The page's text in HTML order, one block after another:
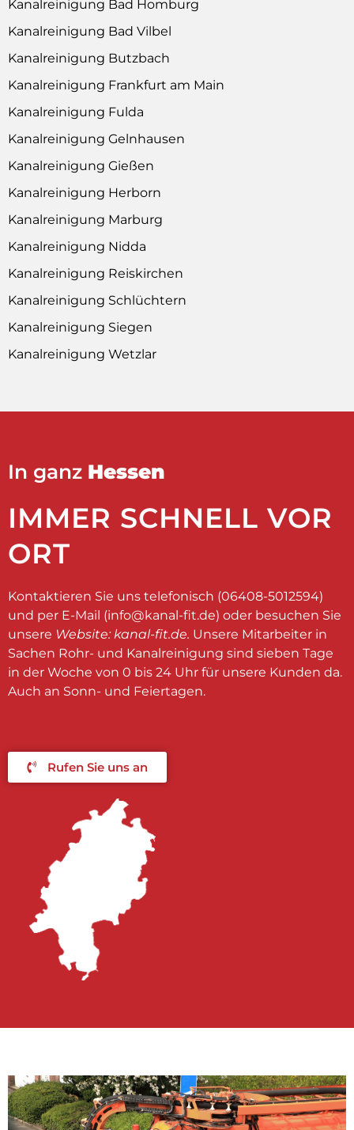
Kanalreinigung Bad Homburg
Kanalreinigung Bad Vilbel
Kanalreinigung Butzbach
Kanalreinigung Frankfurt am Main
Kanalreinigung Fulda
Kanalreinigung Gelnhausen
Kanalreinigung Gießen
Kanalreinigung Herborn
Kanalreinigung Marburg
Kanalreinigung Nidda
Kanalreinigung Reiskirchen
Kanalreinigung Schlüchtern
Kanalreinigung Siegen
Kanalreinigung Wetzlar
In ganz Hessen
IMMER SCHNELL VOR
ORT
Kontaktieren Sie uns telefonisch (06408-5012594)
und per E-Mail (info@kanal-fit.de) oder besuchen Sie
unsere Website: kanal-fit.de. Unsere Mitarbeiter in
Sachen Rohr- und Kanalreinigung sind sieben Tage
in der Woche von 0 bis 24 Uhr für unsere Kunden da.
Auch an Sonn- und Feiertagen.
Rufen Sie uns an